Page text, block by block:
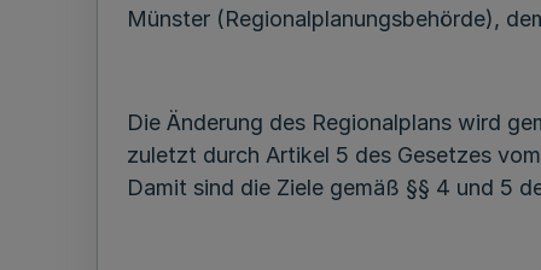
Münster (Regionalplanungsbehörde),
Die Änderung des Regionalplans wird
zuletzt durch Artikel 5 des Gesetzes
Damit sind die Ziele gemäß §§ 4 und 5